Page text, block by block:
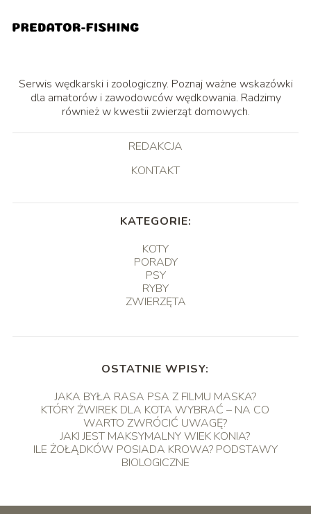
Serwis wędkarski i zoologiczny. Poznaj ważne wskazówki
dla amatorów i zawodowców wędkowania. Radzimy
również w kwestii zwierząt domowych.
REDAKCJA
KONTAKT
KATEGORIE:
KOTY
PORADY
PSY
RYBY
ZWIERZĘTA
OSTATNIE WPISY:
JAKA BYŁA RASA PSA Z FILMU MASKA?
KTÓRY ŻWIREK DLA KOTA WYBRAĆ – NA CO
WARTO ZWRÓCIĆ UWAGĘ?
JAKI JEST MAKSYMALNY WIEK KONIA?
ILE ŻOŁĄDKÓW POSIADA KROWA? PODSTAWY
BIOLOGICZNE